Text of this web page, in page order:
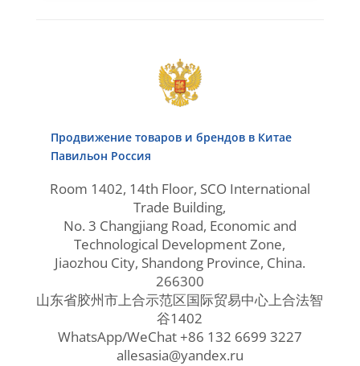
Продвижение товаров и брендов в Китае
Павильон Россия
Room 1402, 14th Floor, SCO International
Trade Building,
No. 3 Changjiang Road, Economic and
Technological Development Zone,
Jiaozhou City, Shandong Province, China.
266300
山东省胶州市上合示范区国际贸易中心上合法智
谷1402
WhatsApp/WeChat +86 132 6699 3227
allesasia@yandex.ru